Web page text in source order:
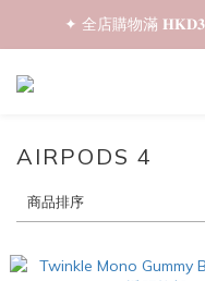
✦ 𝐁𝐚𝐜𝐤 𝐓𝐨
✦ 全店購物滿
✦ 𝐁𝐚𝐜𝐤 𝐓𝐨
AIRPODS 4
商品排序